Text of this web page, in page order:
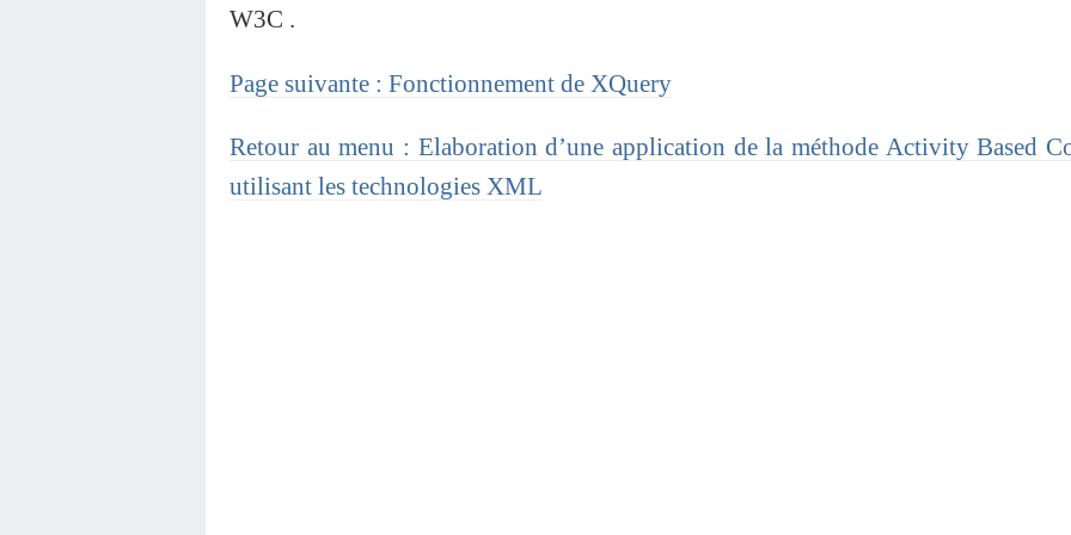
W3C .
Page suivante : Fonctionnement de XQuery
Retour au menu : Elaboration d’une application de la méthode Activity Based
utilisant les technologies XML